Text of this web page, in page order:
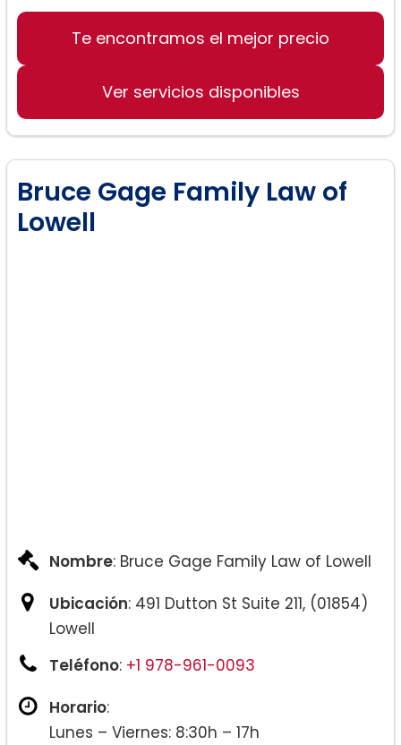
Derecho de Familia
Derecho de Divorcio
Te encontramos el mejor precio
Ver servicios disponibles
Bruce Gage Family Law of
Lowell
Nombre: Bruce Gage Family Law of Lowell
Ubicación: 491 Dutton St Suite 211, (01854)
Lowell
Teléfono: +1 978-961-0093
Horario:
Lunes – Viernes: 8:30h – 17h